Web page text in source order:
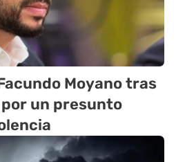
Moyano tras
un presunto